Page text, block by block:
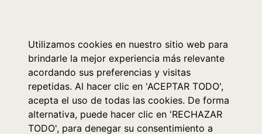
Utilizamos cookies en nuestro sitio web para
brindarle la mejor experiencia más relevante
acordando sus preferencias y visitas
repetidas. Al hacer clic en 'ACEPTAR TODO',
acepta el uso de todas las cookies. De forma
alternativa, puede hacer clic en 'RECHAZAR
TODO', para denegar su consentimiento a